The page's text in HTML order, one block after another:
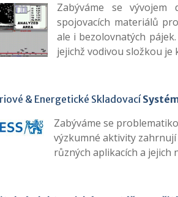
Zabýváme se vývojem
spojovacích materiálů
ale i bezolovnatých
jejichž vodivou složkou je
& Energetické Skladovací
Zabýváme se
výzkumné aktivity
různých aplikacích a jejich